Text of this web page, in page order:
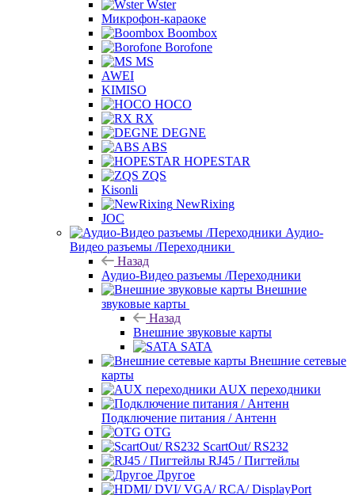
Wster
Микрофон-караоке
Boombox
Borofone
MS
AWEI
KIMISO
HOCO
RX
DEGNE
ABS
HOPESTAR
ZQS
Kisonli
NewRixing
JOC
Аудио-
Видео разъемы /Переходники
Назад
Аудио-Видео разъемы /Переходники
Внешние
звуковые карты
Назад
Внешние звуковые карты
SATA
Внешние сетевые
карты
AUX переходники
Подключение питания / Антенн
OTG
ScartOut/ RS232
RJ45 / Пигтейлы
Другое